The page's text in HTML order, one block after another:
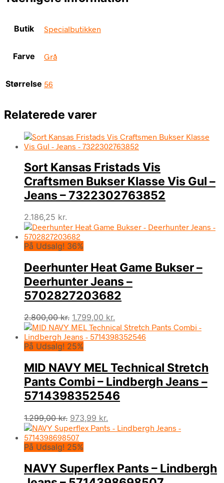
Butik Specialbutikken
Farve Grå
Størrelse 56
Relaterede varer
Sort Kansas Fristads Vis
Craftsmen Bukser Klasse Vis Gul –
Jeans – 7322302763852
2.186,25 kr.
På Udsalg! 36%
Deerhunter Heat Game Bukser –
Deerhunter Jeans –
5702827203682
2.800,00kr. Den
oprindelige
pris
var:
1.799,00 kr.
aktuelle
pris
På Udsalg! 25%
MID NAVY MEL Technical Stretch
Pants Combi – Lindbergh Jeans –
5714398352546
1.299,00kr. Den
oprindelige
pris
var:
973,99 kr.
aktuelle
På Udsalg! 25%
NAVY Superflex Pants – Lindbergh